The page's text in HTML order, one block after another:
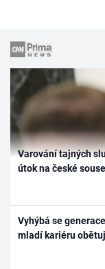
Varování tajných
útok na české
Vyhýbá se
mladí kariéru